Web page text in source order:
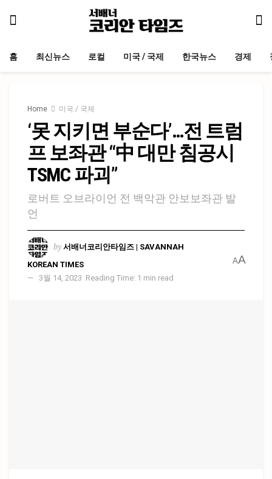
홈 최신뉴스 로컬 미국 / 국제 한국뉴스 경제
Home 미국 / 국제
‘못 지키면 부순다’…전 트럼
프 보좌관 “中 대만 침공시
TSMC 파괴”
로버트 오브라이언 전 백악관 안보보좌관 발
언
by 서배너코리안타임즈 | SAVANNAH
KOREAN TIMES
3월 14, 2023 Reading Time: 1 min read
AA